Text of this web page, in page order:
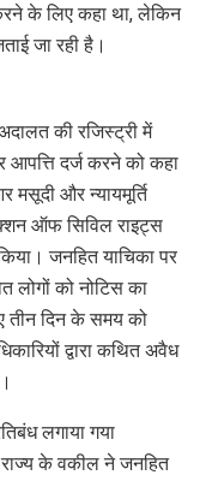
के लिए कहा था, लेकिन
जा रही है।
की रजिस्ट्री में
आपत्ति दर्ज करने को कहा
मसूदी और न्यायमूर्ति
ऑफ सिविल राइट्स
जनहित याचिका पर
लोगों को नोटिस का
तीन दिन के समय को
द्वारा कथित अवैध
लगाया गया
राज्य के वकील ने जनहित